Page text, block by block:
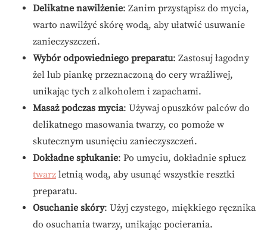
Delikatne nawilżenie: Zanim przystąpisz do mycia,
warto nawilżyć skórę wodą, aby ułatwić usuwanie
zanieczyszczeń.
Wybór odpowiedniego preparatu: Zastosuj łagodny
żel lub piankę przeznaczoną do cery wrażliwej,
unikając tych z alkoholem i zapachami.
Masaż podczas mycia: Używaj opuszków palców do
delikatnego masowania twarzy, co pomoże w
skutecznym usunięciu zanieczyszczeń.
Dokładne spłukanie: Po umyciu, dokładnie spłucz
twarz letnią wodą, aby usunąć wszystkie resztki
preparatu.
Osuchanie skóry: Użyj czystego, miękkiego ręcznika
do osuchania twarzy, unikając pocierania.